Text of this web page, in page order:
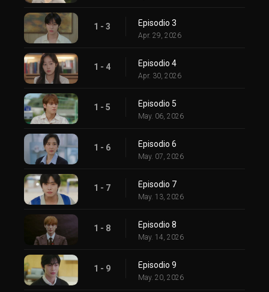
1 - 3 Episodio 3
Apr. 29, 2026
1 - 4 Episodio 4
Apr. 30, 2026
1 - 5 Episodio 5
May. 06, 2026
1 - 6 Episodio 6
May. 07, 2026
1 - 7 Episodio 7
May. 13, 2026
1 - 8 Episodio 8
May. 14, 2026
1 - 9 Episodio 9
May. 20, 2026